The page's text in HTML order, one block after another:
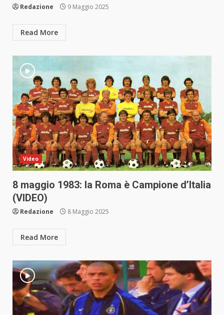
Redazione 9 Maggio 2025
Read More
Video
8 maggio 1983: la Roma è Campione d’Italia
(VIDEO)
Redazione 8 Maggio 2025
Read More